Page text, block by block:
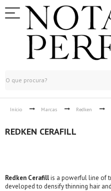
Início Marcas Redken
REDKEN CERAFILL
Redken Cerafillis a powerful line of
developed to densify thinning hair